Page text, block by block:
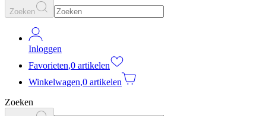
Zoeken
Inloggen
Favorieten,0 artikelen
Winkelwagen,0 artikelen
Zoeken